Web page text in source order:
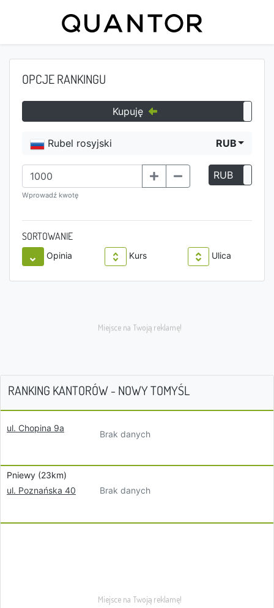
OPCJE RANKINGU
Kupuję
Rubel rosyjski RUB
Wprowadź kwotę
RUB
SORTOWANIE
Opinia Kurs Ulica
RANKING KANTORÓW - NOWY TOMYŚL
ul. Chopina 9a
Brak danych
Pniewy (23km)
ul. Poznańska 40
Brak danych